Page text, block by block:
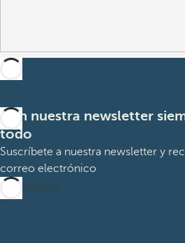
Con nuestra newsletter
todo
Suscríbete a nuestra newsletter y
correo electrónico
Suscribirme